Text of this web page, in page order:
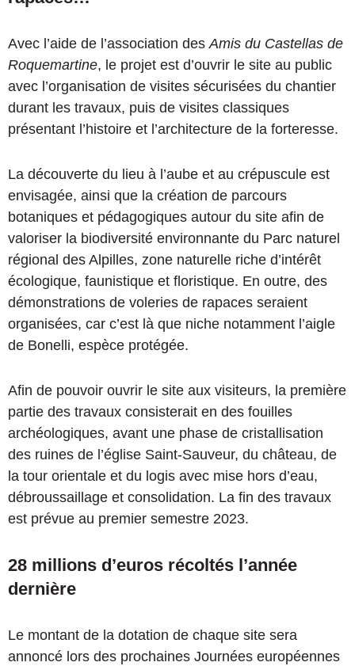
Avec l’aide de l’association desAmis du Castellas de
Roquemartine, le projet est d’ouvrir le site au public
avec l’organisation de visites sécurisées du chantier
durant les travaux, puis de visites classiques
présentant l’histoire et l’architecture de la forteresse.
La découverte du lieu à l’aube et au crépuscule est
envisagée, ainsi que la création de parcours
botaniques et pédagogiques autour du site afin de
valoriser la biodiversité environnante du Parc naturel
régional des Alpilles, zone naturelle riche d’intérêt
écologique, faunistique et floristique. En outre, des
démonstrations de voleries de rapaces seraient
organisées, car c’est là que niche notamment l’aigle
de Bonelli, espèce protégée.
Afin de pouvoir ouvrir le site aux visiteurs, la première
partie des travaux consisterait en des fouilles
archéologiques, avant une phase de cristallisation
des ruines de l’église Saint-Sauveur, du château, de
la tour orientale et du logis avec mise hors d’eau,
débroussaillage et consolidation. La fin des travaux
est prévue au premier semestre 2023.
28 millions d’euros récoltés l’année
dernière
Le montant de la dotation de chaque site sera
annoncé lors des prochaines Journées européennes